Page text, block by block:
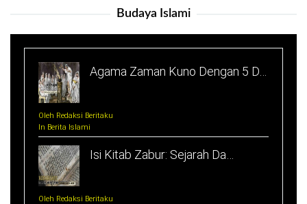
Budaya Islami
Agama Zaman Kuno Dengan 5 D…
Oleh Redaksi Beritaku
In Berita Islami
Isi Kitab Zabur: Sejarah Da…
Oleh Redaksi Beritaku